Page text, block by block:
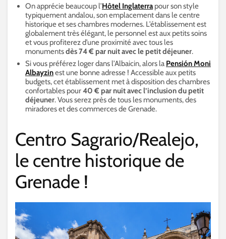
On apprécie beaucoup l’Hôtel Inglaterrapour son style
typiquement andalou, son emplacement dans le centre
historique et ses chambres modernes. L’établissement est
globalement très élégant, le personnel est aux petits soins
et vous profiterez d’une proximité avec tous les
monumentsdès 74 € par nuit avec le petit déjeuner.
Si vous préférez loger dans l’Albaicin, alors la Pensión Moni
Albayzinest une bonne adresse ! Accessible aux petits
budgets, cet établissement met à disposition des chambres
confortables pour40 € par nuit avec l’inclusion du petit
déjeuner. Vous serez près de tous les monuments, des
miradores et des commerces de Grenade.
Centro Sagrario/Realejo,
le centre historique de
Grenade !